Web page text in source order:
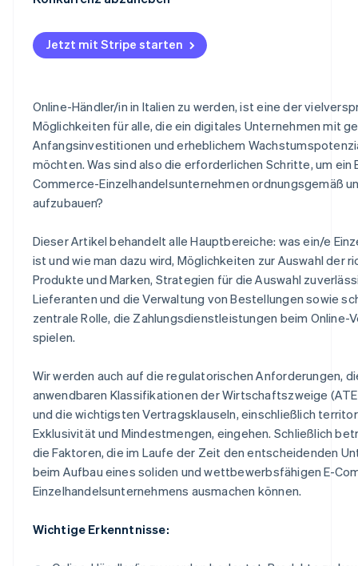
Wann ist es sinnvoll, ein/e autorisierte/r Händler/in zu
Bestellungsverwaltung
Vorteile von Stripe für Online-Händler/innen
Stripe Connect
Jetzt mit Stripe starten
Online-Händler/in in Italien zu werden, ist eine der
Möglichkeiten für alle, die ein digitales Unternehmen mit
Anfangsinvestitionen und erheblichem
möchten. Was sind also die erforderlichen Schritte, um ein
Commerce-Einzelhandelsunternehmen ordnungsgemäß
aufzubauen?
Dieser Artikel behandelt alle Hauptbereiche: was ein/e
ist und wie man dazu wird, Möglichkeiten zur Auswahl der
Produkte und Marken, Strategien für die Auswahl
Lieferanten und die Verwaltung von Bestellungen sowie
zentrale Rolle, die Zahlungsdienstleistungen beim Online-
spielen.
Wir werden auch auf die regulatorischen Anforderungen,
anwendbaren Klassifikationen der Wirtschaftszweige
und die wichtigsten Vertragsklauseln, einschließlich
Exklusivität und Mindestmengen, eingehen. Schließlich
die Faktoren, die im Laufe der Zeit den entscheidenden
beim Aufbau eines soliden und wettbewerbsfähigen E-
Einzelhandelsunternehmens ausmachen können.
Wichtige Erkenntnisse: